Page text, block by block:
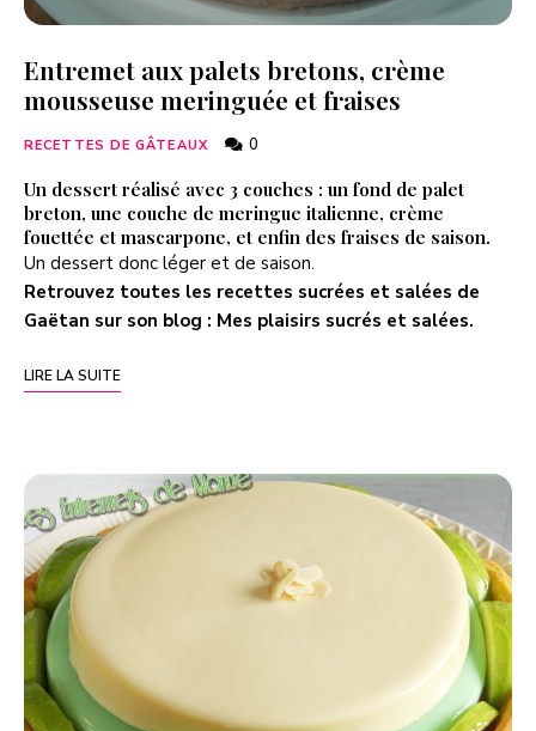
Entremet aux palets bretons, crème
mousseuse meringuée et fraises
RECETTES DE GÂTEAUX 0
Un dessert réalisé avec 3 couches : un fond de palet
breton, une couche de meringue italienne, crème
fouettée et mascarpone, et enfin des fraises de saison.
Un dessert donc léger et de saison.
Retrouvez toutes les recettes sucrées et salées de
Gaëtan sur son blog : Mes plaisirs sucrés et salées.
LIRE LA SUITE